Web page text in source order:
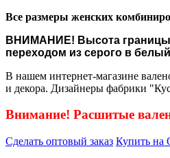
Все размеры женских
ВНИМАНИЕ! Высота границы
переходом из серого в
В нашем интернет-магазине
и декора. Дизайнеры фабрики
Внимание! Расшитые
Сделать оптовый заказ Купить на